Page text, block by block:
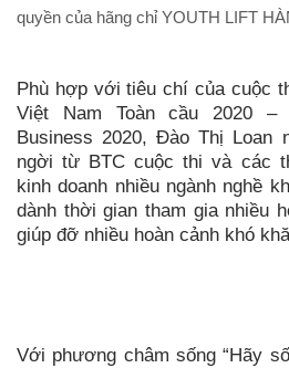
quyền của hãng chỉ YOUTH LIFT
Phù hợp với tiêu chí của cuộc
Việt Nam Toàn cầu 2020 –
Business 2020, Đào Thị Loan
ngời từ BTC cuộc thi và các
kinh doanh nhiều ngành nghề
dành thời gian tham gia nhiều
giúp đỡ nhiều hoàn cảnh khó
Với phương châm sống “Hãy